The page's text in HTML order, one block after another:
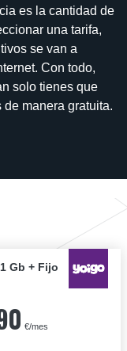
es la cantidad de
una tarifa,
se van a
Con todo,
solo tienes que
manera gratuita.
Gb + Fijo
€/mes